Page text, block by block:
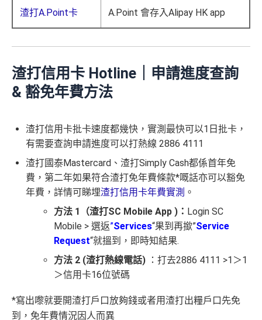
100,000 A. Point，單月最高可獲得 500,000 A. Point。每
✅優點
永久免年費
A. Point Card (前稱Q Credit Card) 之信用卡用
戶可享可享每月首5筆淘寶消費免手續費優惠，
其後每筆交易將收取消費金額的1.5%作為手續
費
於AlipayHK內使用轉賬功能享 0%手續費優惠:
每月HK$1,000免手續費限額(以3%手續費計，
HK$10,000/3%=HK$33,333)
於每個
自然月
內，已進行高級認證的A. Point C
ard客戶使用A. Point Card 透過AlipayHK 進行轉
賬至其他AlipayHK 賬戶(轉賬方法包括派利是、
合共每個月高達HK$1,000 免手續費限額。超出
渣打A.Point卡 A.Point 會存入Alipay HK app
渣打信用卡 Hotline｜ 申請進度查詢
& 豁免年費方法
渣打信用卡批卡速度都幾快，實測最快可以1日批卡，
有需要查詢申請進度可以打熱線 2886 4111
渣打國泰Mastercard、渣打Simply Cash都係首年免
費，第二年如果符合渣打免年費條款*嘅話亦可以豁免
年費，詳情可睇埋渣打信用卡年費實測 。
方法 1（渣打SC Mobile App )： Login SC
Mobile > 選返”Services“果到再撳”Service
Request“就搵到，即時知結果.
方法 2 (渣打熱線電話) ：打去2886 4111 >1＞1
＞信用卡16位號碼
*寫出嚟就要開渣打戶口放夠錢或者用渣打出糧戶口先免
到，免年費情況因人而異